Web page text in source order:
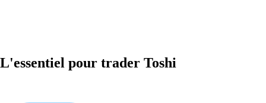
L'essentiel pour trader Toshi